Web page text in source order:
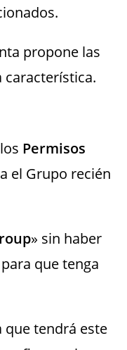
propone las
característica.
Permisos
el Grupo recién
» sin haber
que tenga
que tendrá este